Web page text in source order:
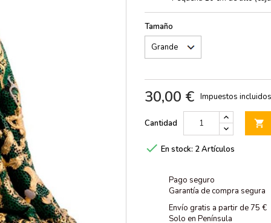
Tamaño
30,00 € Impuestos incluidos
Cantidad 
 En stock: 2 Artículos
Pago seguro
Garantía de compra segura
Envío gratis a partir de 75 €
Solo en Península